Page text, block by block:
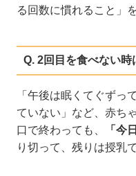
る回数に慣れること」
Q. 2回目を食べない時
「午後は眠くてぐずっ
ていない」など、赤ち
口で終わっても、
「今
り切って、残りは授乳